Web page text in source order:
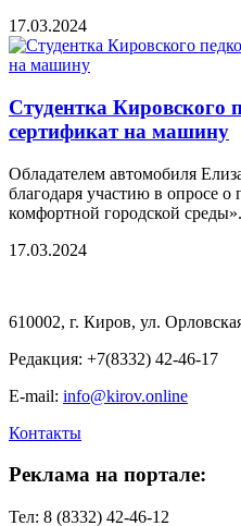
17.03.2024
Студентка Кировского
сертификат на машину
Обладателем автомобиля
благодаря участию в опросе
комфортной городской среды».
17.03.2024
610002, г. Киров, ул.
Редакция: +7(8332) 42-46-17
E-mail: info@kirov.online
Контакты
Реклама на портале:
Тел: 8 (8332) 42-46-12